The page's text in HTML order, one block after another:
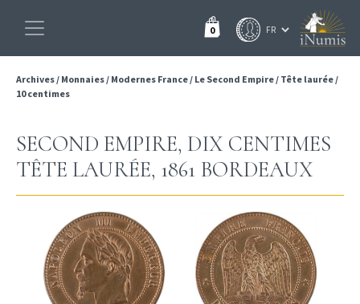
0
Archives/ Monnaies/ Modernes France/ Le Second Empire/ Tête laurée/
10 centimes
SECOND EMPIRE, DIX CENTIMES
TÊTE LAURÉE, 1861 BORDEAUX